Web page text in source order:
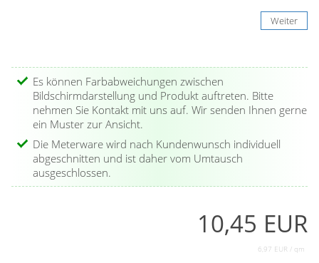
Weiter
Es können Farbabweichungen zwischen
Bildschirmdarstellung und Produkt auftreten. Bitte
nehmen Sie Kontakt mit uns auf. Wir senden Ihnen gerne
ein Muster zur Ansicht.
Die Meterware wird nach Kundenwunsch individuell
abgeschnitten und ist daher vom Umtausch
ausgeschlossen.
10,45 EUR
6,97 EUR / qm